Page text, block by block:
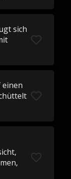
sich
einen